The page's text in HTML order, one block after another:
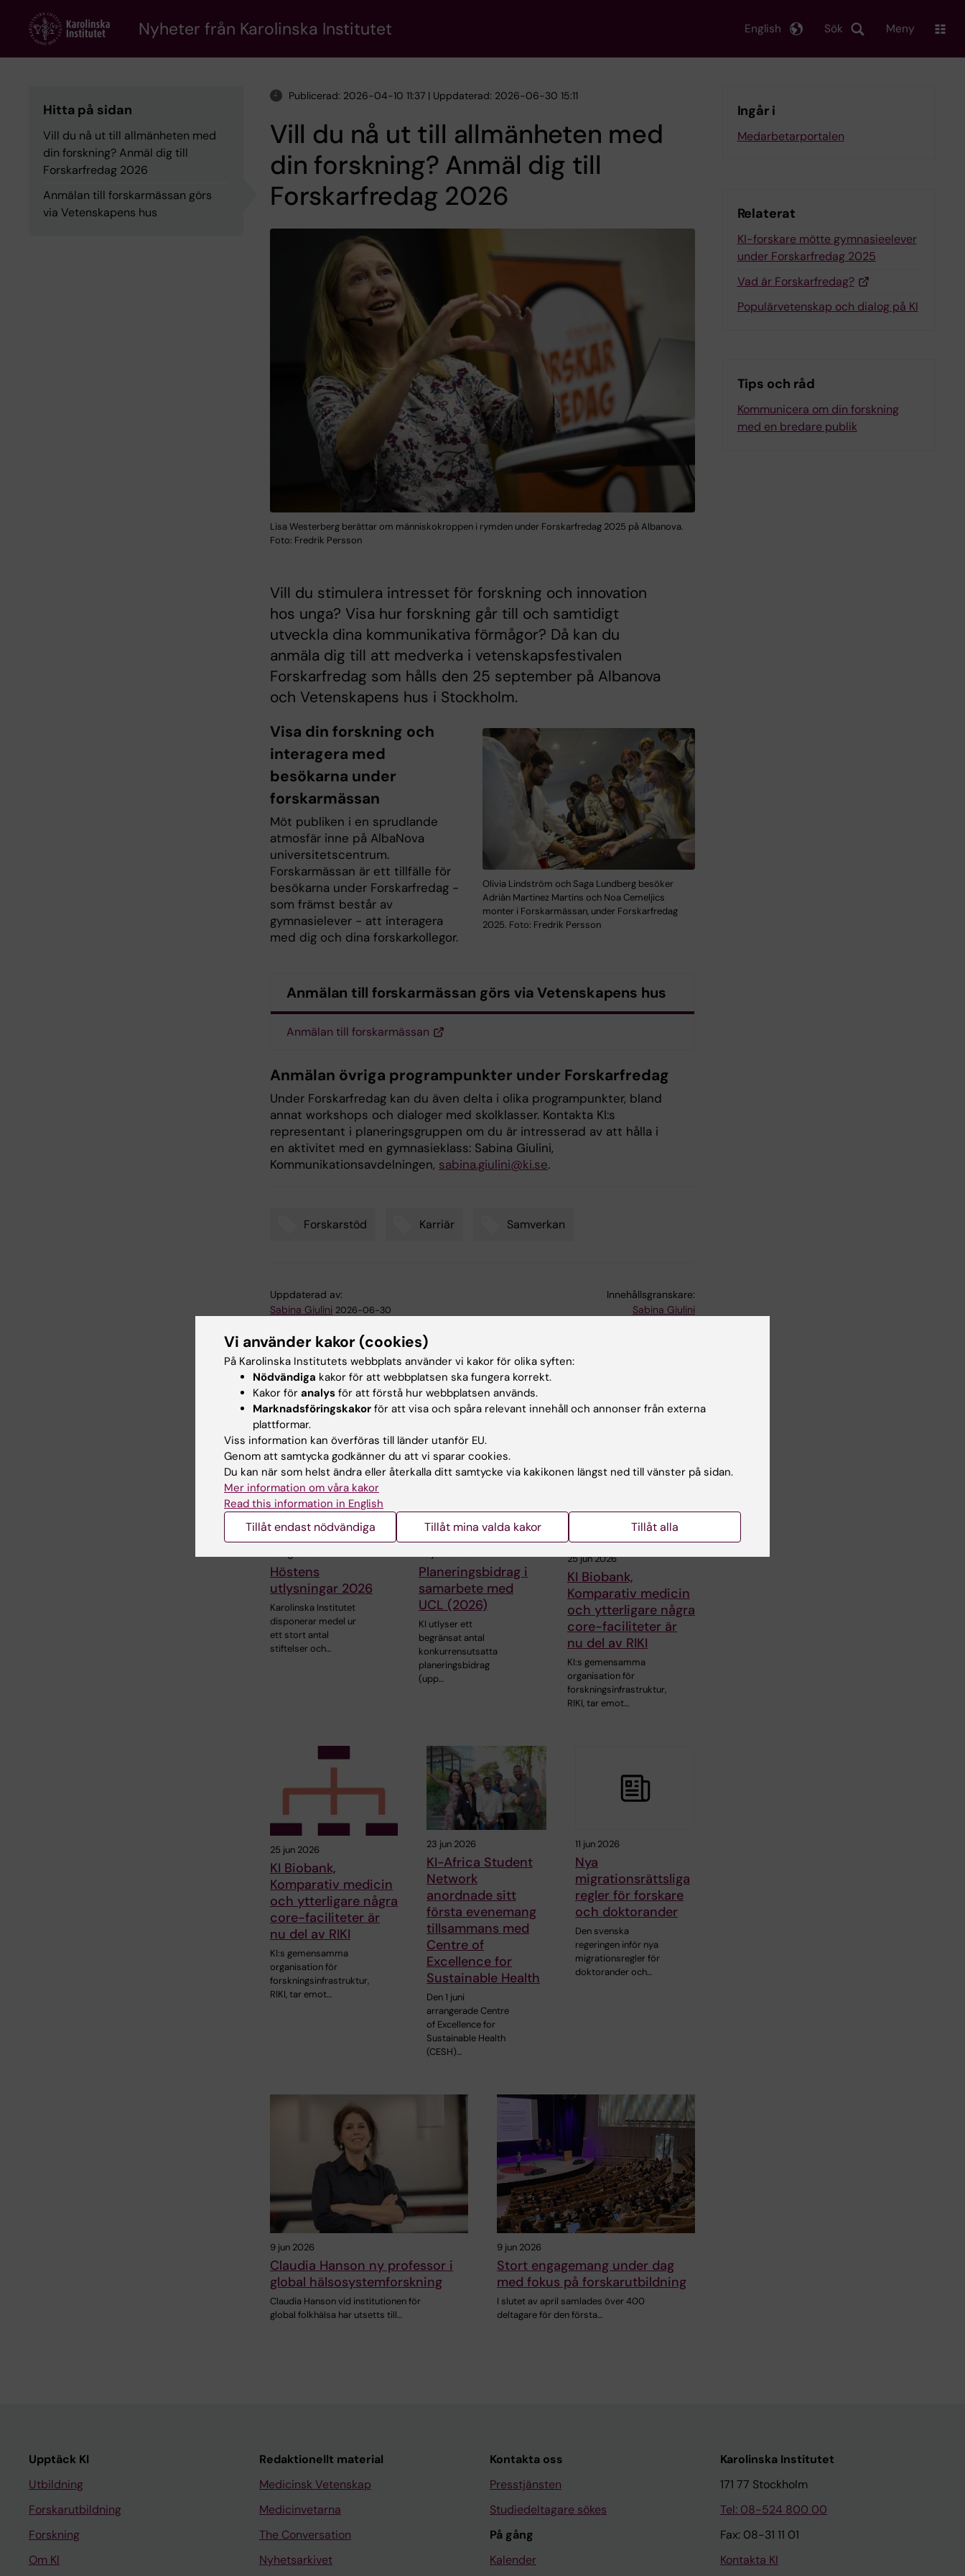
content
Nyheter från Karolinska Institutet Sök
English Meny
Hitta på sidan
Vill du nå ut till allmänheten med
din forskning? Anmäl dig till
Forskarfredag 2026
Anmälan till forskarmässan görs
via Vetenskapens hus
Publicerad: 2026-04-10 11:37 | Uppdaterad: 2026-06-30 15:11
Vill du nå ut till allmänheten med
din forskning? Anmäl dig till
Forskarfredag 2026
Lisa Westerberg berättar om människokroppen i rymden under Forskarfredag 2025 på Albanova.
Foto: Fredrik Persson
Vill du stimulera intresset för forskning och innovation
hos unga? Visa hur forskning går till och samtidigt
utveckla dina kommunikativa förmågor? Då kan du
anmäla dig till att medverka i vetenskapsfestivalen
Forskarfredag som hålls den 25 september på Albanova
och Vetenskapens hus i Stockholm.
Olivia Lindström och Saga Lundberg besöker
Adrián Martinez Martins och Noa Cemeljics
monter i Forskarmässan, under Forskarfredag
2025. Foto: Fredrik Persson
Visa din forskning och
interagera med
besökarna under
forskarmässan
Möt publiken i en sprudlande
atmosfär inne på AlbaNova
universitetscentrum.
Forskarmässan är ett tillfälle för
besökarna under Forskarfredag -
som främst består av
gymnasielever - att interagera
med dig och dina forskarkollegor.
Anmälan till forskarmässan görs via Vetenskapens hus
Anmälan till forskarmässan
Anmälan övriga programpunkter under Forskarfredag
Under Forskarfredag kan du även delta i olika programpunkter, bland
annat workshops och dialoger med skolklasser. Kontakta KI:s
representant i planeringsgruppen om du är intresserad av att hålla i
en aktivitet med en gymnasieklass: Sabina Giulini,
Kommunikationsavdelningen, sabina.giulini@ki.se.
Forskarstöd Karriär Samverkan
Uppdaterad av:
Sabina Giulini 2026-06-30
Innehållsgranskare:
Sabina Giulini
Dela
Relaterade artiklar
Höstens
utlysningar 2026
Karolinska Institutet
disponerar medel ur
ett stort antal
stiftelser och…
Planeringsbidrag i
samarbete med
UCL (2026)
KI utlyser ett
begränsat antal
konkurrensutsatta
planeringsbidrag
(upp…
25 jun 2026
KI Biobank,
Komparativ medicin
och ytterligare några
core-faciliteter är
nu del av RIKI
KI:s gemensamma
organisation för
forskningsinfrastruktur,
RIKI, tar emot…
25 jun 2026
KI Biobank,
Komparativ medicin
och ytterligare några
core-faciliteter är
nu del av RIKI
KI:s gemensamma
organisation för
forskningsinfrastruktur,
RIKI, tar emot…
23 jun 2026
KI-Africa Student
Network
anordnade sitt
första evenemang
tillsammans med
Centre of
Excellence for
Sustainable Health
Den 1 juni
arrangerade Centre
of Excellence for
Sustainable Health
(CESH)…
11 jun 2026
Nya
migrationsrättsliga
regler för forskare
och doktorander
Den svenska
regeringen inför nya
migrationsregler för
doktorander och…
9 jun 2026
Claudia Hanson ny professor i
global hälsosystemforskning
Claudia Hanson vid institutionen för
global folkhälsa har utsetts till…
9 jun 2026
Stort engagemang under dag
med fokus på forskarutbildning
I slutet av april samlades över 400
deltagare för den första…
Ingår i
Medarbetarportalen
Relaterat
KI-forskare mötte gymnasieelever
under Forskarfredag 2025
Vad är Forskarfredag?
Populärvetenskap och dialog på KI
Tips och råd
Kommunicera om din forskning
med en bredare publik
Upptäck KI
Utbildning
Forskarutbildning
Forskning
Om KI
Redaktionellt material
Medicinsk Vetenskap
Medicinvetarna
The Conversation
Nyhetsarkivet
Kontakta oss
Presstjänsten
Studiedeltagare sökes
På gång
Kalender
Karolinska Institutet
171 77 Stockholm
Tel: 08-524 800 00
Fax: 08-31 11 01
Kontakta KI
Vi använder kakor (cookies)
På Karolinska Institutets webbplats använder vi kakor för olika syften:
Nödvändiga kakor för att webbplatsen ska fungera korrekt.
Kakor för analys för att förstå hur webbplatsen används.
Marknadsföringskakor för att visa och spåra relevant innehåll och annonser från externa
plattformar.
Viss information kan överföras till länder utanför EU.
Genom att samtycka godkänner du att vi sparar cookies.
Du kan när som helst ändra eller återkalla ditt samtycke via kakikonen längst ned till vänster på sidan.
Mer information om våra kakor
Read this information in English
Tillåt endast nödvändiga Tillåt mina valda kakor Tillåt alla